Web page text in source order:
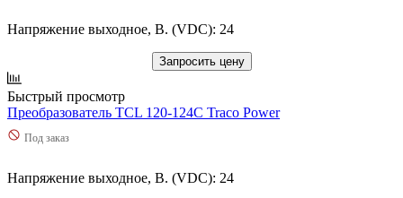
Напряжение выходное, В. (VDC): 24
Запросить цену
Быстрый просмотр
Преобразователь TCL 120-124C Traco Power
Под заказ
Напряжение выходное, В. (VDC): 24